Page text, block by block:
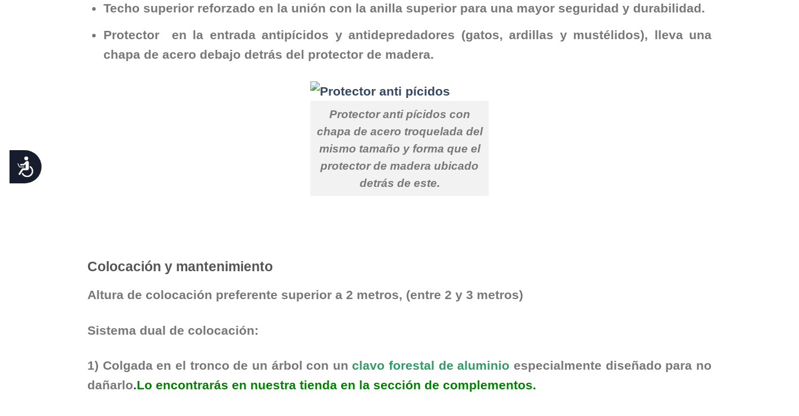
ACCESIBILIDAD
Techo superior reforzado en la unión con la anilla superior para una mayor seguridad y durabilidad.
Protector en la entrada antipícidos y antidepredadores (gatos, ardillas y mustélidos), lleva una
chapa de acero debajo detrás del protector de madera.
Protector anti pícidos con
chapa de acero troquelada del
mismo tamaño y forma que el
protector de madera ubicado
detrás de este.
Colocación y mantenimiento
Altura de colocación preferente superior a 2 metros, (entre 2 y 3 metros)
Sistema dual de colocación:
1) Colgada en el tronco de un árbol con unclavo forestal de aluminio especialmente diseñado para no
dañarlo.Lo encontrarás en nuestra tienda en la sección de complementos.